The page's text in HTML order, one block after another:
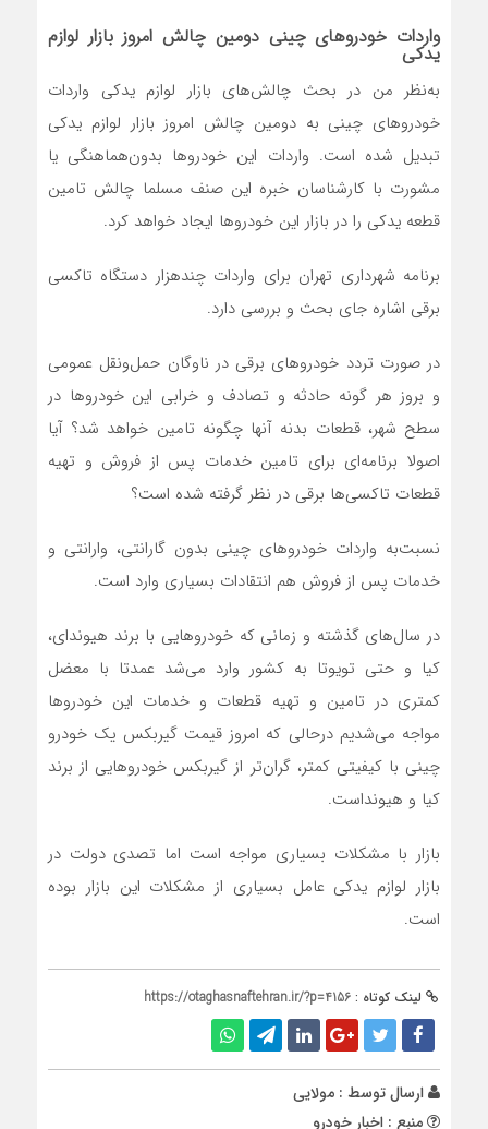
واردات خودروهای چینی دومین چالش امروز بازار لوازم
یدکی
به‌نظر من در بحث چالش‌های بازار لوازم یدکی واردات
خودروهای چینی به دومین چالش امروز بازار لوازم یدکی
تبدیل شده است. واردات این خودروها بدون‌هماهنگی یا
مشورت با کارشناسان خبره این صنف مسلما چالش تامین
قطعه یدکی را در بازار این خودروها ایجاد خواهد کرد.
برنامه شهرداری تهران برای واردات چندهزار دستگاه تاکسی
برقی اشاره جای بحث و بررسی دارد.
در صورت تردد خودروهای برقی در ناوگان حمل‌ونقل عمومی
و بروز هر گونه حادثه و تصادف و خرابی این خودروها در
سطح شهر، قطعات بدنه آنها چگونه تامین خواهد شد؟ آیا
اصولا برنامه‌ای برای تامین خدمات پس از فروش و تهیه
قطعات تاکسی‌ها برقی در نظر گرفته شده است؟
نسبت‌به واردات خودروهای چینی بدون گارانتی، وارانتی و
خدمات پس از فروش هم انتقادات بسیاری وارد است.
در سال‌های گذشته و زمانی که خودروهایی با برند هیوندای،
کیا و حتی تویوتا به کشور وارد می‌شد عمدتا با معضل
کمتری در تامین و تهیه قطعات و خدمات این خودروها
مواجه می‌شدیم درحالی که امروز قیمت گیربکس یک خودرو
چینی با کیفیتی کمتر، گران‌تر از گیربکس خودروهایی از برند
کیا و هیونداست.
بازار با مشکلات بسیاری مواجه است اما تصدی دولت در
بازار لوازم یدکی عامل بسیاری از مشکلات این بازار بوده
است.
لینک کوتاه : https://otaghasnaftehran.ir/?p=4156
ارسال توسط : مولایی
منبع : اخبار خودرو